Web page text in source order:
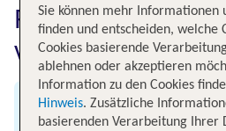
von München
Abflug
Sie können mehr Informationen
finden und entscheiden, welche
Cookies basierende
ablehnen oder akzeptieren
Information zu den Cookies
Hinweis. Zusätzliche
basierenden Verarbeitung Ihrer